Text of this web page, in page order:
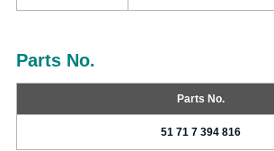
Parts No.
Parts No.
51 71 7 394 816